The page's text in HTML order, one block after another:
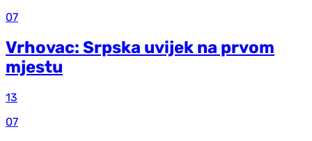
07
Vrhovac: Srpska uvijek na prvom
mjestu
13
07